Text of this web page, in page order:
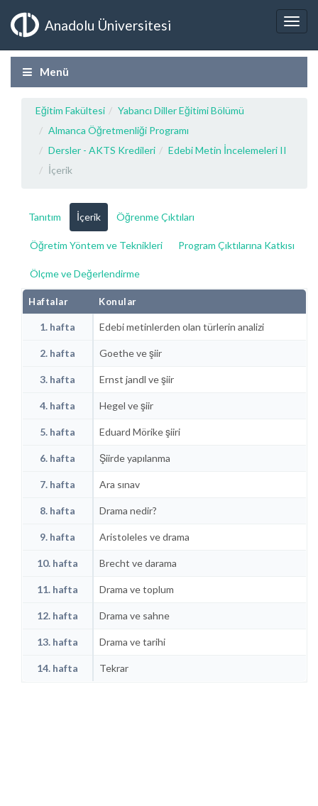
Anadolu Üniversitesi
Menü
Eğitim Fakültesi
Yabancı Diller Eğitimi Bölümü
Almanca Öğretmenliği Programı
Dersler - AKTS Kredileri
Edebi Metin İncelemeleri II
İçerik
Tanıtım İçerik Öğrenme Çıktıları
Öğretim Yöntem ve Teknikleri Program Çıktılarına Katkısı
Ölçme ve Değerlendirme
Haftalar Konular
1. hafta Edebi metinlerden olan türlerin analizi
2. hafta Goethe ve şiir
3. hafta Ernst jandl ve şiir
4. hafta Hegel ve şiir
5. hafta Eduard Mörike şiiri
6. hafta Şiirde yapılanma
7. hafta Ara sınav
8. hafta Drama nedir?
9. hafta Aristoleles ve drama
10. hafta Brecht ve darama
11. hafta Drama ve toplum
12. hafta Drama ve sahne
13. hafta Drama ve tarihi
14. hafta Tekrar